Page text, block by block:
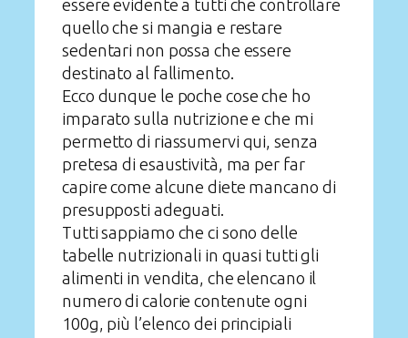
essere evidente a tutti che controllare
quello che si mangia e restare
sedentari non possa che essere
destinato al fallimento.
Ecco dunque le poche cose che ho
imparato sulla nutrizione e che mi
permetto di riassumervi qui, senza
pretesa di esaustività, ma per far
capire come alcune diete mancano di
presupposti adeguati.
Tutti sappiamo che ci sono delle
tabelle nutrizionali in quasi tutti gli
alimenti in vendita, che elencano il
numero di calorie contenute ogni
100g, più l’elenco dei principiali